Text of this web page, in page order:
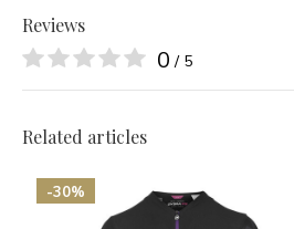
Reviews
0 / 5
Related articles
-30%